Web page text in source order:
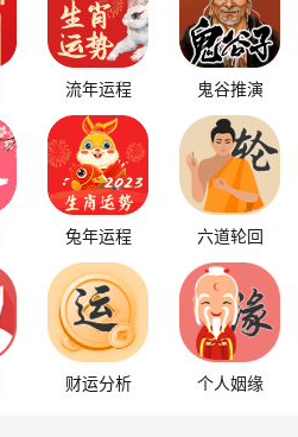
流年运程 鬼谷推演
兔年运程 六道轮回
财运分析 个人姻缘